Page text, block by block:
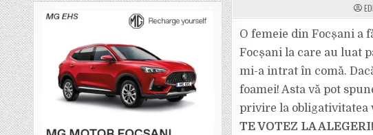
O femeie din Focșani a
Focșani la care au luat
mi-a intrat în comă.
foamei! Asta vă pot
privire la obligativitatea
TE VOTEZ LA ALEGERI!